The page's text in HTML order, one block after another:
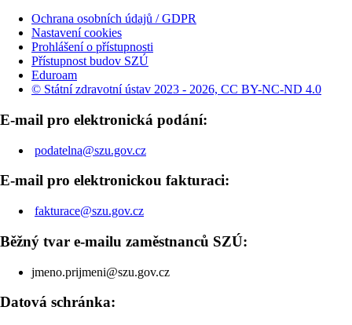
Ochrana osobních údajů / GDPR
Nastavení cookies
Prohlášení o přístupnosti
Přístupnost budov SZÚ
Eduroam
© Státní zdravotní ústav 2023 - 2026, CC BY-NC-ND 4.0
E-mail pro elektronická podání:
podatelna@szu.gov.cz
E-mail pro elektronickou fakturaci:
fakturace@szu.gov.cz
Běžný tvar e-mailu zaměstnanců SZÚ:
jmeno.prijmeni@szu.gov.cz
Datová schránka: